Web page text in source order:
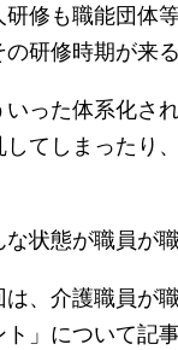
研修も職能団体
の研修時期が来
いった体系化さ
してしまったり
な状態が職員が
は、介護職員が
ト」について記